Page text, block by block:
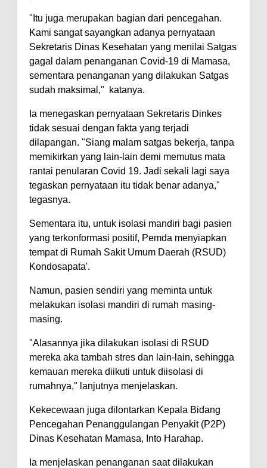
"Itu juga merupakan bagian dari pencegahan.
Kami sangat sayangkan adanya pernyataan
Sekretaris Dinas Kesehatan yang menilai Satgas
gagal dalam penanganan Covid-19 di Mamasa,
sementara penanganan yang dilakukan Satgas
sudah maksimal," katanya.
Ia menegaskan pernyataan Sekretaris Dinkes
tidak sesuai dengan fakta yang terjadi
dilapangan. "Siang malam satgas bekerja, tanpa
memikirkan yang lain-lain demi memutus mata
rantai penularan Covid 19. Jadi sekali lagi saya
tegaskan pernyataan itu tidak benar adanya,"
tegasnya.
Sementara itu, untuk isolasi mandiri bagi pasien
yang terkonformasi positif, Pemda menyiapkan
tempat di Rumah Sakit Umum Daerah (RSUD)
Kondosapata'.
Namun, pasien sendiri yang meminta untuk
melakukan isolasi mandiri di rumah masing-
masing.
"Alasannya jika dilakukan isolasi di RSUD
mereka aka tambah stres dan lain-lain, sehingga
kemauan mereka diikuti untuk diisolasi di
rumahnya," lanjutnya menjelaskan.
Kekecewaan juga dilontarkan Kepala Bidang
Pencegahan Penanggulangan Penyakit (P2P)
Dinas Kesehatan Mamasa, Into Harahap.
Ia menjelaskan penanganan saat dilakukan